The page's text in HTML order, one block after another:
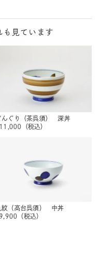
も見ています
んぐり（茶呉須） 深丼
11,000 （税込）
紋（高台呉須） 中丼
9,900 （税込）